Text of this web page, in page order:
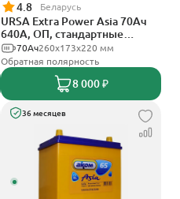
4.8 Беларусь
URSA Extra Power Asia 70Ач
640А, ОП, стандартные
клеммы260x173x220 мм
70Ач
Обратная полярность
8 000 ₽
36 месяцев